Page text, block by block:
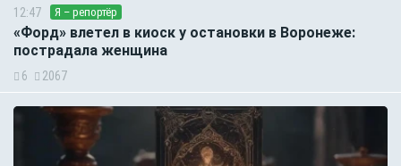
12:47 Я – репортёр
«Форд» влетел в киоск у остановки в Воронеже:
пострадала женщина
6 2067